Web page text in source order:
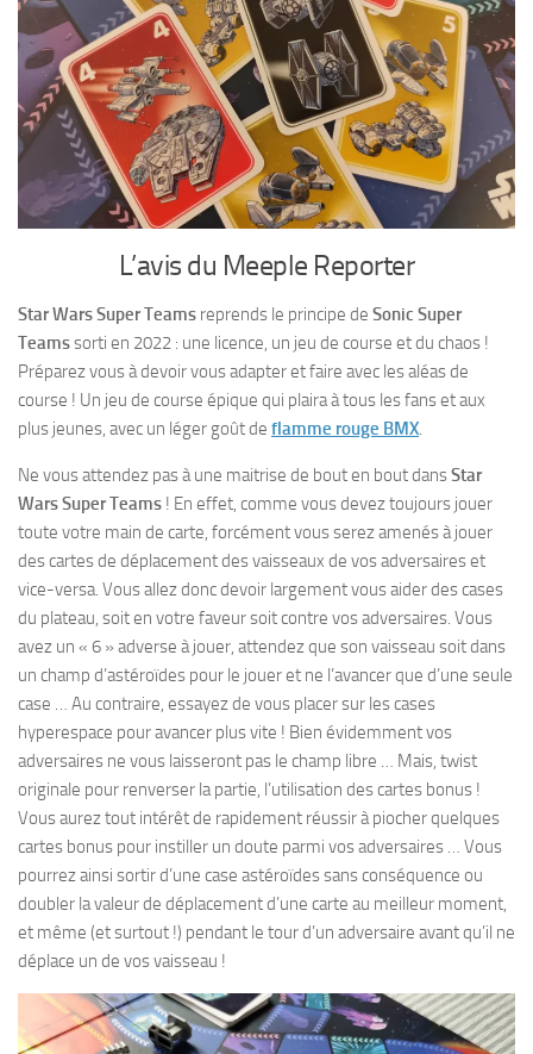
L’avis du Meeple Reporter
Star Wars Super Teams reprends le principe de Sonic Super
Teamssorti en 2022 : une licence, un jeu de course et du chaos !
Préparez vous à devoir vous adapter et faire avec les aléas de
course ! Un jeu de course épique qui plaira à tous les fans et aux
plus jeunes, avec un léger goût de flamme rouge BMX.
Ne vous attendez pas à une maitrise de bout en bout dansStar
Wars Super Teams ! En effet, comme vous devez toujours jouer
toute votre main de carte, forcément vous serez amenés à jouer
des cartes de déplacement des vaisseaux de vos adversaires et
vice-versa. Vous allez donc devoir largement vous aider des cases
du plateau, soit en votre faveur soit contre vos adversaires. Vous
avez un « 6 » adverse à jouer, attendez que son vaisseau soit dans
un champ d’astéroïdes pour le jouer et ne l’avancer que d’une seule
case … Au contraire, essayez de vous placer sur les cases
hyperespace pour avancer plus vite ! Bien évidemment vos
adversaires ne vous laisseront pas le champ libre … Mais, twist
originale pour renverser la partie, l’utilisation des cartes bonus !
Vous aurez tout intérêt de rapidement réussir à piocher quelques
cartes bonus pour instiller un doute parmi vos adversaires … Vous
pourrez ainsi sortir d’une case astéroïdes sans conséquence ou
doubler la valeur de déplacement d’une carte au meilleur moment,
et même (et surtout !) pendant le tour d’un adversaire avant qu’il ne
déplace un de vos vaisseau !